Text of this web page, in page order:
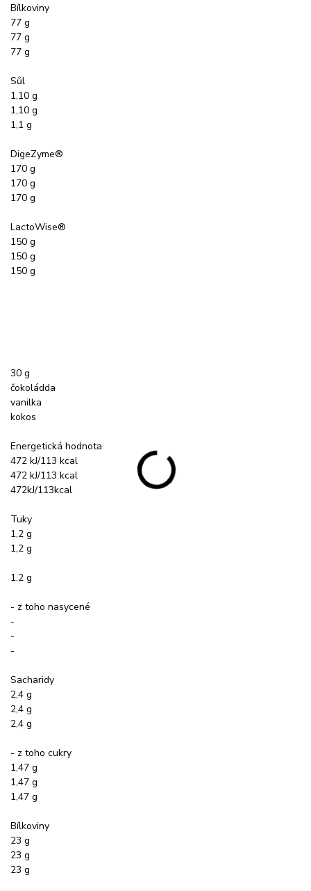
Bílkoviny
77 g
77 g
77 g
Sůl
1,10 g
1,10 g
1,1 g
DigeZyme®
170 g
170 g
170 g
LactoWise®
150 g
150 g
150 g
30 g
čokoládda
vanilka
kokos
Energetická hodnota
472 kJ/113 kcal
472 kJ/113 kcal
472kJ/113kcal
Tuky
1,2 g
1,2 g
1,2 g
- z toho nasycené
-
-
-
Sacharidy
2,4 g
2,4 g
2,4 g
- z toho cukry
1,47 g
1,47 g
1,47 g
Bílkoviny
23 g
23 g
23 g